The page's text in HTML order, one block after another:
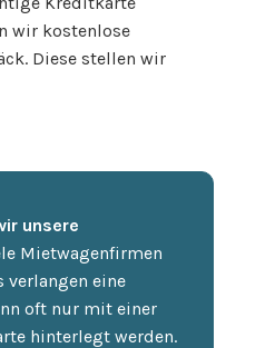
wir kostenlose
Diese stellen wir
unsere
Mietwagenfirmen
verlangen eine
oft nur mit einer
hinterlegt werden.